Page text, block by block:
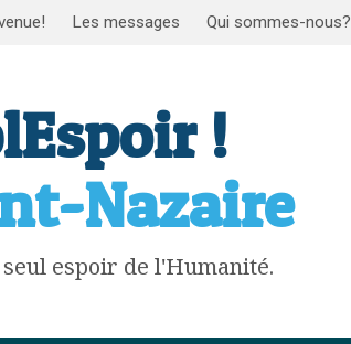
Les messages Qui sommes-nous?
!
Nazaire
seul espoir de l'Humanité.